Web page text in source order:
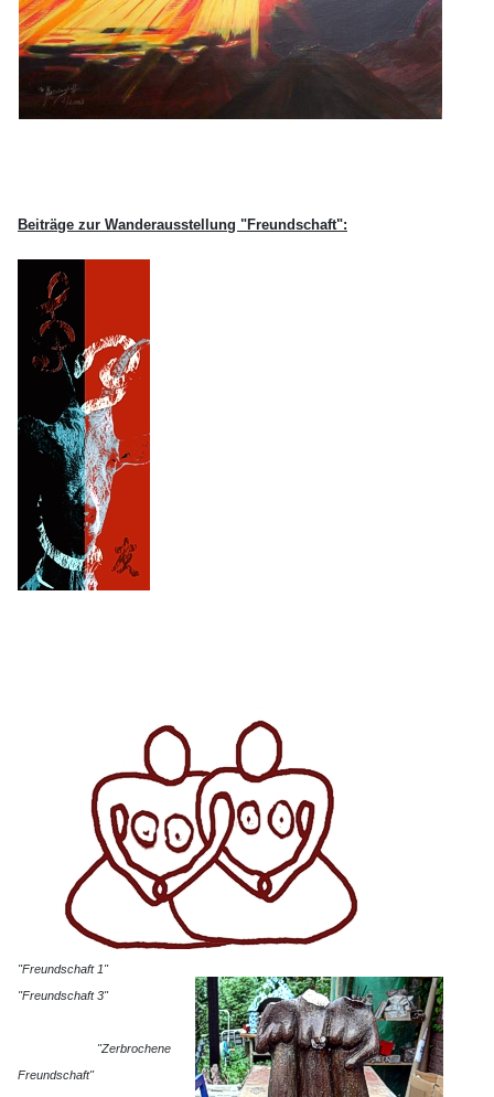
Beiträge zur Wanderausstellung "Freundschaft":
"Freundschaft 1"
"Freundschaft 3"
"Zerbrochene
Freundschaft"